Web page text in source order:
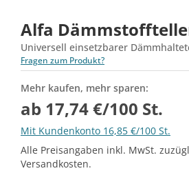
Alfa
Universell einsetzbarer
Fragen zum Produkt?
Mehr kaufen, mehr sparen:
ab 17,74 €/100 St.
Mit Kundenkonto 16,85 €/100 St.
Alle Preisangaben inkl. MwSt.
Versandkosten.